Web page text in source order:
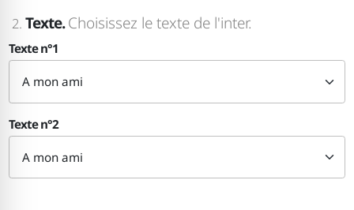
2. Texte.Choisissez le texte de l'inter.
Texte n°1
Texte n°2